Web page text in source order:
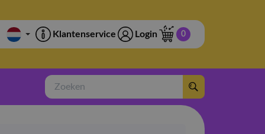
Klantenservice Login 0
Zoeken